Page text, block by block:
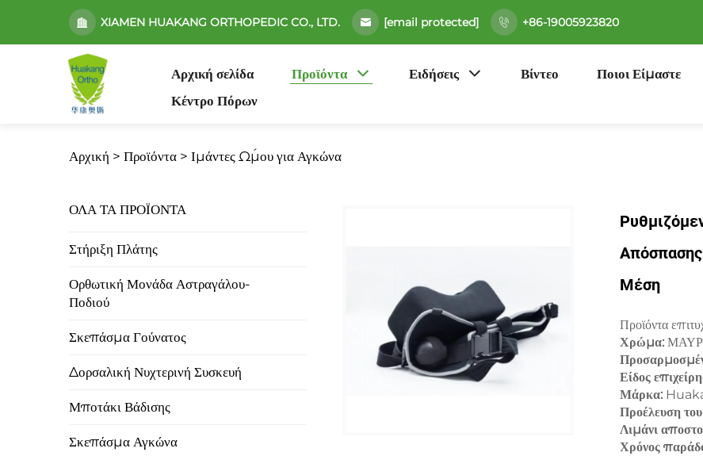
XIAMEN HUAKANG ORTHOPEDIC CO., LTD. [email protected] +86-19005923820
Αρχική σελίδα Προϊόντα Ειδήσεις Βίντεο Ποιοι Είμαστε
Κέντρο Πόρων
Αρχική > Προϊόντα > Ιμάντες Ώμου για Αγκώνα
ΟΛΑ ΤΑ ΠΡΟΪΟΝΤΑ
Στήριξη Πλάτης
Ορθωτική Μονάδα Αστραγάλου-
Ποδιού
Σκεπάσμα Γούνατος
Δορσαλική Νυχτερινή Συσκευή
Μποτάκι Βάδισης
Σκεπάσμα Αγκώνα
Απόσπασης
Μέση
Προϊόντα
Χρώμα:
Είδος
Μάρκα:
Προέλευση
Λιμάνι
Χρόνος